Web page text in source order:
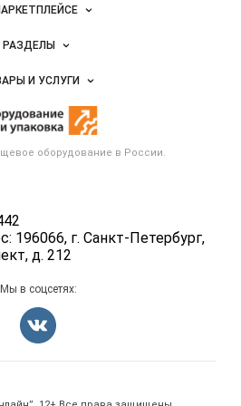
контакты
оборудование в России.
196066, г. Санкт-Петербург,
д. 212
Новости Eqinfo.ru
рекламы
оферта
информация
персональных данных
РАЗДЕЛЫ
Объявления
Вакансии
Блог
И УСЛУГИ
для пищепрома
Тара и упаковка
оборудование
о компаниях
объявление
объявлений
Мы в соцсетях: